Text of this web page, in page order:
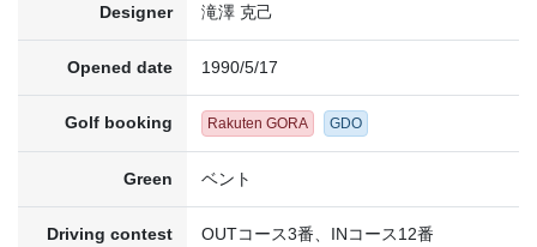
Designer 滝澤 克己
Opened date 1990/5/17
Golf booking Rakuten GORA GDO
Green ベント
Driving contest
OUTコース3番、INコース12番